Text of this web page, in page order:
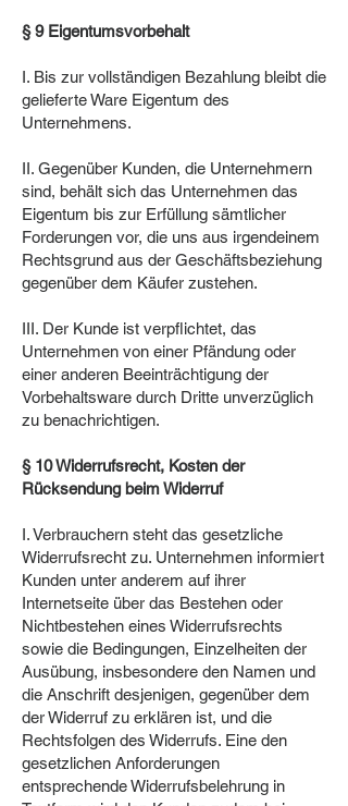
§ 9 Eigentumsvorbehalt
I. Bis zur vollständigen Bezahlung bleibt die
gelieferte Ware Eigentum des
Unternehmens.
II. Gegenüber Kunden, die Unternehmern
sind, behält sich das Unternehmen das
Eigentum bis zur Erfüllung sämtlicher
Forderungen vor, die uns aus irgendeinem
Rechtsgrund aus der Geschäftsbeziehung
gegenüber dem Käufer zustehen.
III. Der Kunde ist verpflichtet, das
Unternehmen von einer Pfändung oder
einer anderen Beeinträchtigung der
Vorbehaltsware durch Dritte unverzüglich
zu benachrichtigen.
§ 10 Widerrufsrecht, Kosten der
Rücksendung beim Widerruf
I. Verbrauchern steht das gesetzliche
Widerrufsrecht zu. Unternehmen informiert
Kunden unter anderem auf ihrer
Internetseite über das Bestehen oder
Nichtbestehen eines Widerrufsrechts
sowie die Bedingungen, Einzelheiten der
Ausübung, insbesondere den Namen und
die Anschrift desjenigen, gegenüber dem
der Widerruf zu erklären ist, und die
Rechtsfolgen des Widerrufs. Eine den
gesetzlichen Anforderungen
entsprechende Widerrufsbelehrung in